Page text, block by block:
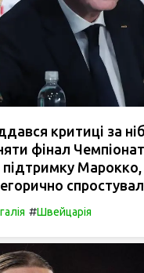
критиці за
фінал
підтримку
#Швейцарія